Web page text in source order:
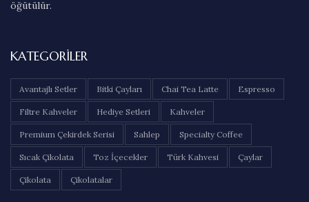
öğütülür.
KATEGORILER
Avantajlı Setler Bitki Çayları Chai Tea Latte Espresso
Filtre Kahveler Hediye Setleri Kahveler
Premium Çekirdek Serisi Sahlep Specialty Coffee
Sıcak Çikolata Toz İçecekler Türk Kahvesi Çaylar
Çikolata Çikolatalar